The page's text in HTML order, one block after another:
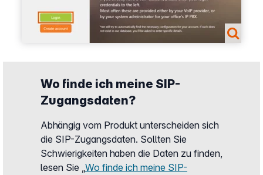
Wo finde ich meine SIP-
Zugangsdaten?
Abhängig vom Produkt unterscheiden sich
die SIP-Zugangsdaten. Sollten Sie
Schwierigkeiten haben die Daten zu finden,
lesen Sie „Wo finde ich meine SIP-